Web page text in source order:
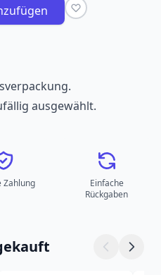
ausgewählt.
Zahlung
Einfache
Rückgaben